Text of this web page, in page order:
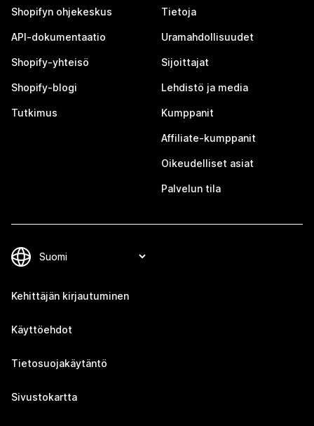
Shopifyn ohjekeskus
API-dokumentaatio
Shopify-yhteisö
Shopify-blogi
Tutkimus
Tietoja
Uramahdollisuudet
Sijoittajat
Lehdistö ja media
Kumppanit
Affiliate-kumppanit
Oikeudelliset asiat
Palvelun tila
Kehittäjän kirjautuminen
Käyttöehdot
Tietosuojakäytäntö
Sivustokartta